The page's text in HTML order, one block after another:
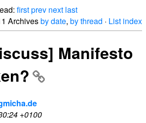
firstprev next last
Archivesby date, by thread · List index
Manifesto
+0100